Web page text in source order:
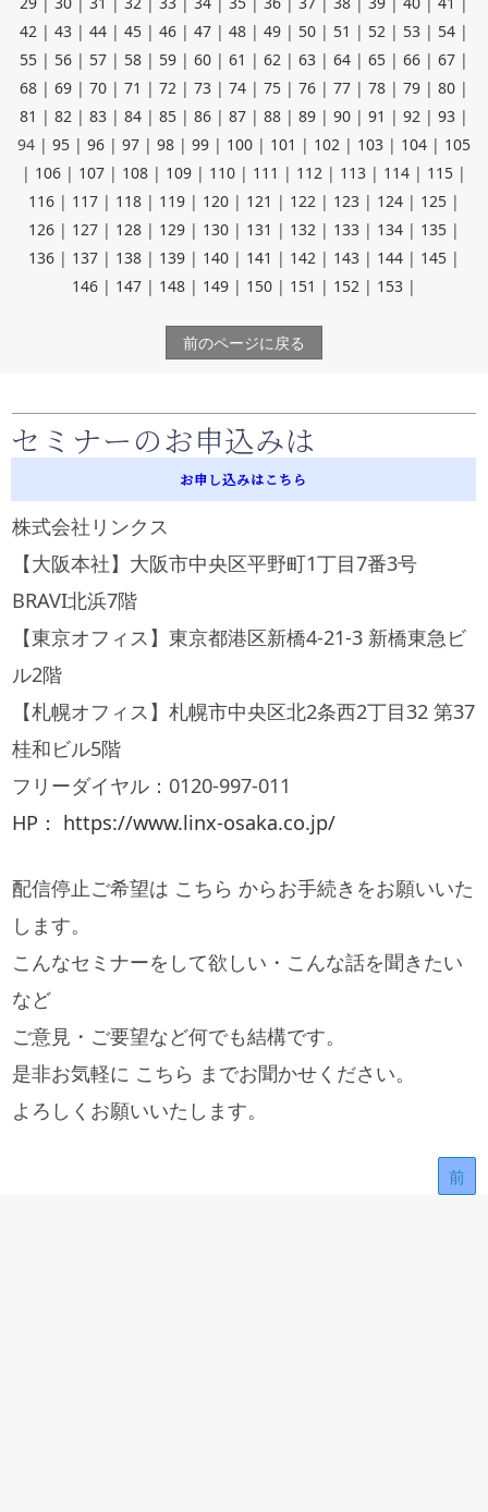
42 | 43 | 44 | 45 | 46 | 47 | 48 | 49 | 50 | 51 | 52 | 53 | 54 |
55 | 56 | 57 | 58 | 59 | 60 | 61 | 62 | 63 | 64 | 65 | 66 | 67 |
68 | 69 | 70 | 71 | 72 | 73 | 74 | 75 | 76 | 77 | 78 | 79 | 80 |
81 | 82 | 83 | 84 | 85 | 86 | 87 | 88 | 89 | 90 | 91 | 92 | 93 |
94 | 95 | 96 | 97 | 98 | 99 | 100 | 101 | 102 | 103 | 104 | 105
| 106 | 107 | 108 | 109 | 110 | 111 | 112 | 113 | 114 | 115 |
116 | 117 | 118 | 119 | 120 | 121 | 122 | 123 | 124 | 125 |
126 | 127 | 128 | 129 | 130 | 131 | 132 | 133 | 134 | 135 |
136 | 137 | 138 | 139 | 140 | 141 | 142 | 143 | 144 | 145 |
146 | 147 | 148 | 149 | 150 | 151 | 152 | 153 |
前のページに戻る
セミナーのお申込みは
お申し込みはこちら
株式会社リンクス
【大阪本社】大阪市中央区平野町1丁目7番3号
BRAVI北浜7階
【東京オフィス】東京都港区新橋4-21-3 新橋東急ビ
ル2階
【札幌オフィス】札幌市中央区北2条西2丁目32 第37
桂和ビル5階
フリーダイヤル：0120-997-011
HP： https://www.linx-osaka.co.jp/
配信停止ご希望は こちら からお手続きをお願いいた
します。
こんなセミナーをして欲しい・こんな話を聞きたい
など
ご意見・ご要望など何でも結構です。
是非お気軽に こちら までお聞かせください。
よろしくお願いいたします。
前